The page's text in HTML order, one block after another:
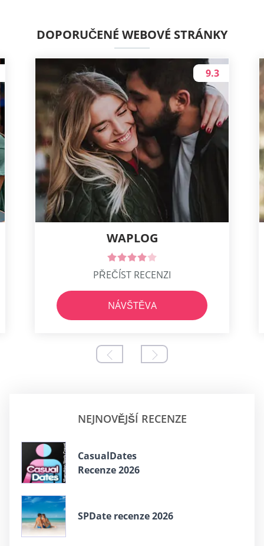
DOPORUČENÉ WEBOVÉ STRÁNKY
WAPLOG
9.3
PŘEČÍST RECENZI
NÁVŠTĚVA
NEJNOVĚJŠÍ RECENZE
СasualDates
Recenze 2026
SPDate recenze 2026